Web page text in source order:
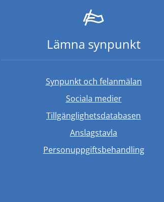
Lämna synpunkt
Synpunkt och felanmälan
Sociala medier
Tillgänglighetsdatabasen
Anslagstavla
Personuppgiftsbehandling